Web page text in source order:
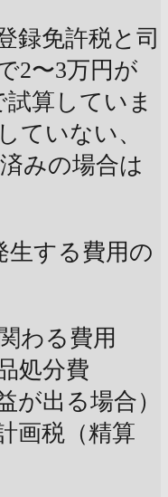
録免許税と司
2〜3万円が
算していま
ていない、
みの場合は
生する費用の
わる費用
処分費
が出る場合）
画税（精算